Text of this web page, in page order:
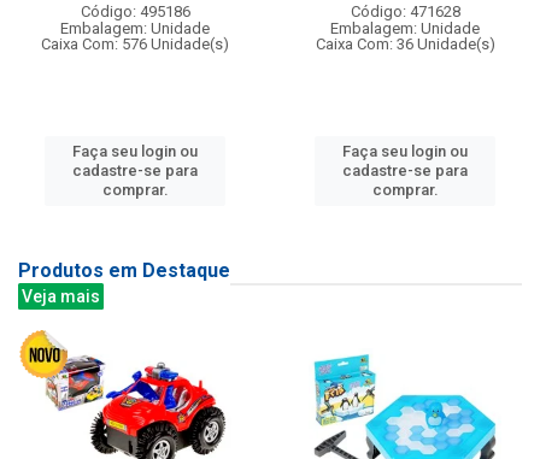
Código: 495186
Embalagem: Unidade
Caixa Com: 576 Unidade(s)
Faça seu login ou
cadastre-se para
comprar.
Código: 471628
Embalagem: Unidade
Caixa Com: 36 Unidade(s)
Faça seu login ou
cadastre-se para
comprar.
Produtos em Destaque
Veja mais